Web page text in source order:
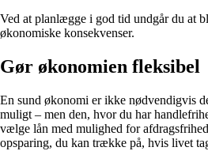
Ved at planlægge i god tid undgår du at
økonomiske konsekvenser.
Gør økonomien fleksibel
En sund økonomi er ikke nødvendigvis
muligt – men den, hvor du har
vælge lån med mulighed for
opsparing, du kan trække på, hvis livet